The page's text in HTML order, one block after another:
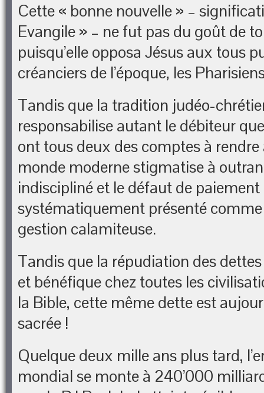
Cette « bonne nouvelle » –
Evangile » – ne fut pas du goût de
puisqu’elle opposa Jésus aux tous
créanciers de l’époque, les
Tandis que la tradition judéo-
responsabilise autant le débiteur
ont tous deux des comptes à rendre
monde moderne stigmatise à
indiscipliné et le défaut de paiement
systématiquement présenté comme
gestion calamiteuse.
Tandis que la répudiation des
et bénéfique chez toutes les
la Bible, cette même dette est
sacrée !
Quelque deux mille ans plus tard,
mondial se monte à 240’000